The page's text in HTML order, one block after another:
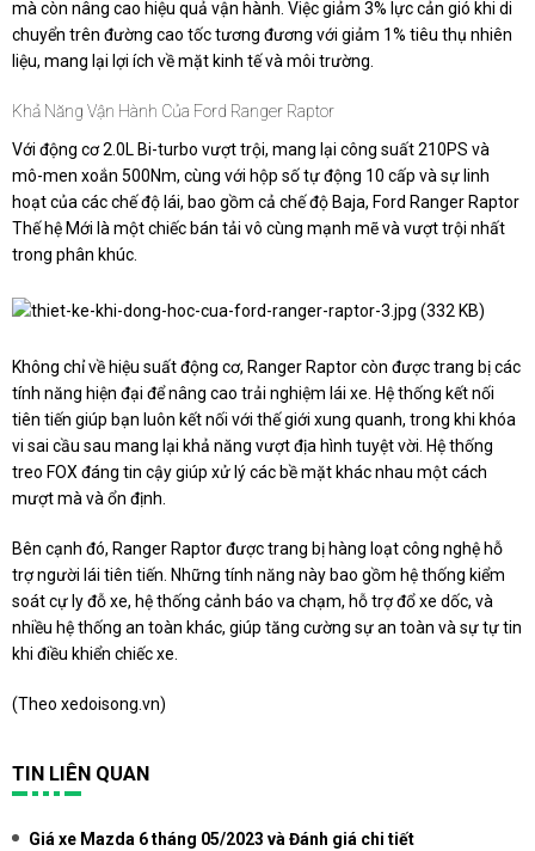
mà còn nâng cao hiệu quả vận hành. Việc giảm 3% lực cản gió khi di
chuyển trên đường cao tốc tương đương với giảm 1% tiêu thụ nhiên
liệu, mang lại lợi ích về mặt kinh tế và môi trường.
Khả Năng Vận Hành Của Ford Ranger Raptor
Với động cơ 2.0L Bi-turbo vượt trội, mang lại công suất 210PS và
mô-men xoắn 500Nm, cùng với hộp số tự động 10 cấp và sự linh
hoạt của các chế độ lái, bao gồm cả chế độ Baja, Ford Ranger Raptor
Thế hệ Mới là một chiếc bán tải vô cùng mạnh mẽ và vượt trội nhất
trong phân khúc.
Không chỉ về hiệu suất động cơ, Ranger Raptor còn được trang bị các
tính năng hiện đại để nâng cao trải nghiệm lái xe. Hệ thống kết nối
tiên tiến giúp bạn luôn kết nối với thế giới xung quanh, trong khi khóa
vi sai cầu sau mang lại khả năng vượt địa hình tuyệt vời. Hệ thống
treo FOX đáng tin cậy giúp xử lý các bề mặt khác nhau một cách
mượt mà và ổn định.
Bên cạnh đó, Ranger Raptor được trang bị hàng loạt công nghệ hỗ
trợ người lái tiên tiến. Những tính năng này bao gồm hệ thống kiểm
soát cự ly đỗ xe, hệ thống cảnh báo va chạm, hỗ trợ đổ xe dốc, và
nhiều hệ thống an toàn khác, giúp tăng cường sự an toàn và sự tự tin
khi điều khiển chiếc xe.
(Theo xedoisong.vn)
TIN LIÊN QUAN
Giá xe Mazda 6 tháng 05/2023 và Đánh giá chi tiết